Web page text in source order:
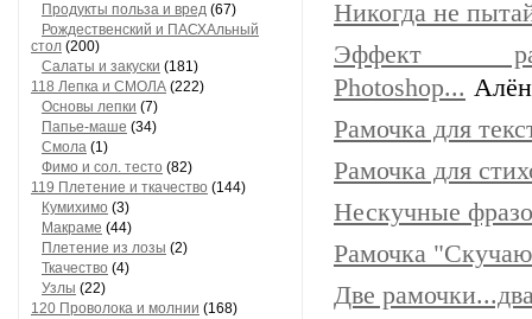
Продукты польза и вред (67)
Рождественский и ПАСХАльный
стол (200)
Салаты и закуски (181)
118 Лепка и СМОЛА (222)
Основы лепки (7)
Папье-маше (34)
Смола (1)
Фимо и сол. тесто (82)
119 Плетение и ткачество (144)
Кумихимо (3)
Макраме (44)
Плетение из лозы (2)
Ткачество (4)
Узлы (22)
120 Проволока и молнии (168)
Никогда не
Эффект
Photoshop...
Рамочка для
Рамочка для
Нескучные
Рамочка
Две